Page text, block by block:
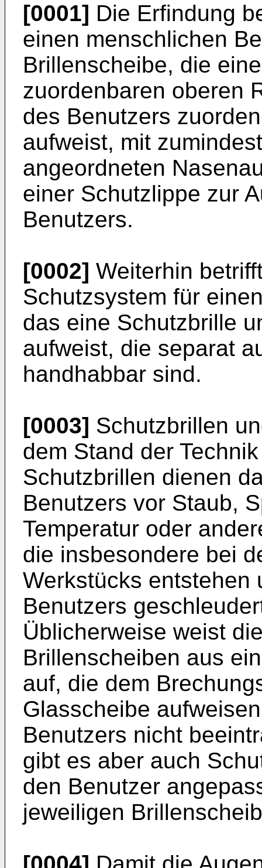
[0001] Die Erfindung
einen menschlichen
Brillenscheibe, die
zuordenbaren oberen
des Benutzers
aufweist, mit
angeordneten
einer Schutzlippe zur
Benutzers.
[0002] Weiterhin
Schutzsystem für
das eine Schutzbrille
aufweist, die separat
handhabbar sind.
[0003] Schutzbrillen
dem Stand der
Schutzbrillen dienen
Benutzers vor Staub,
Temperatur oder
die insbesondere bei
Werkstücks entstehen
Benutzers
Üblicherweise weist
Brillenscheiben aus
auf, die dem
Glasscheibe
Benutzers nicht
gibt es aber auch
den Benutzer
jeweiligen